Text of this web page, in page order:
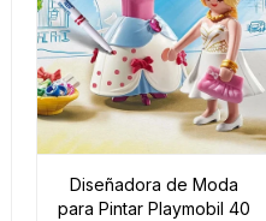
Diseñadora de Moda
para Pintar Playmobil 40